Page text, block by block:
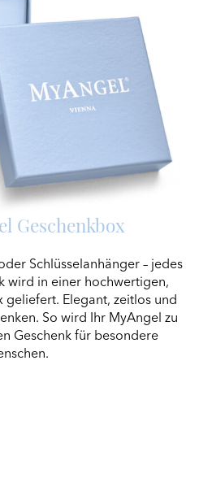
Geschenkbox
Schlüsselanhänger – jedes
wird in einer hochwertigen,
geliefert. Elegant, zeitlos und
So wird Ihr MyAngel zu
Geschenk für besondere